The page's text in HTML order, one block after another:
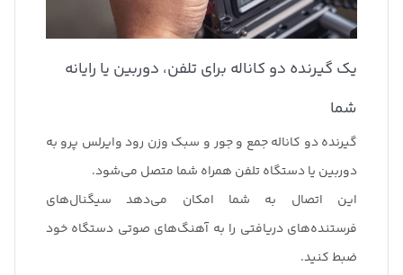
یک گیرنده دو کاناله برای تلفن، دوربین یا رایانه
شما
گیرنده دو کاناله جمع و جور و سبک وزن رود وایرلس پرو به
دوربین یا دستگاه تلفن همراه شما متصل می‌شود.
این اتصال به شما امکان می‌دهد سیگنال‌های
فرستنده‌های دریافتی را به آهنگ‌های صوتی دستگاه خود
ضبط کنید.